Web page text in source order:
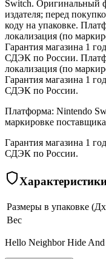
Switch. Оригинальный
издателя; перед
коду на упаковке.
локализация (по
Гарантия магазина 1
СДЭК по России.
локализация (по
Гарантия магазина 1
СДЭК по России.
Платформа: Nintendo
маркировке
Гарантия магазина 1
СДЭК по России.
Размеры в упаковке
Вес
Hello Neighbor Hide